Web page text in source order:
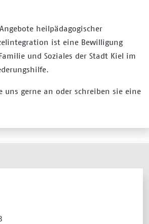
heilpädagogischer
ist eine Bewilligung
und Soziales der Stadt Kiel im
uns gerne an oder schreiben sie eine